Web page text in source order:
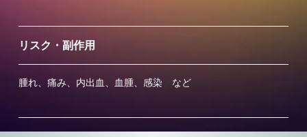
リスク・副作用
腫れ、痛み、内出血、血腫、感染 など